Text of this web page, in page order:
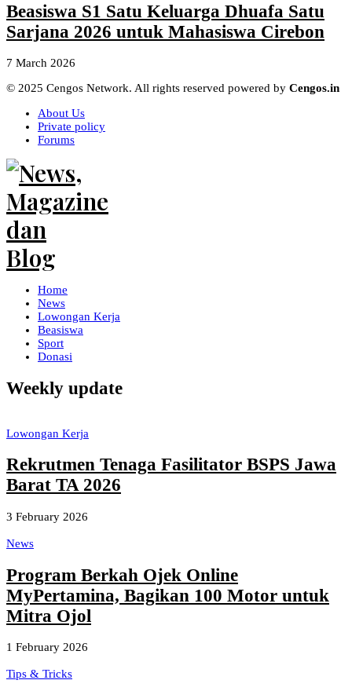
Beasiswa S1 Satu Keluarga Dhuafa Satu
Sarjana 2026 untuk Mahasiswa Cirebon
7 March 2026
© 2025 Cengos Network. All rights reserved powered by Cengos.in
About Us
Private policy
Forums
Home
News
Lowongan Kerja
Beasiswa
Sport
Donasi
Weekly update
Lowongan Kerja
Rekrutmen Tenaga Fasilitator BSPS Jawa
Barat TA 2026
3 February 2026
News
Program Berkah Ojek Online
MyPertamina, Bagikan 100 Motor untuk
Mitra Ojol
1 February 2026
Tips & Tricks